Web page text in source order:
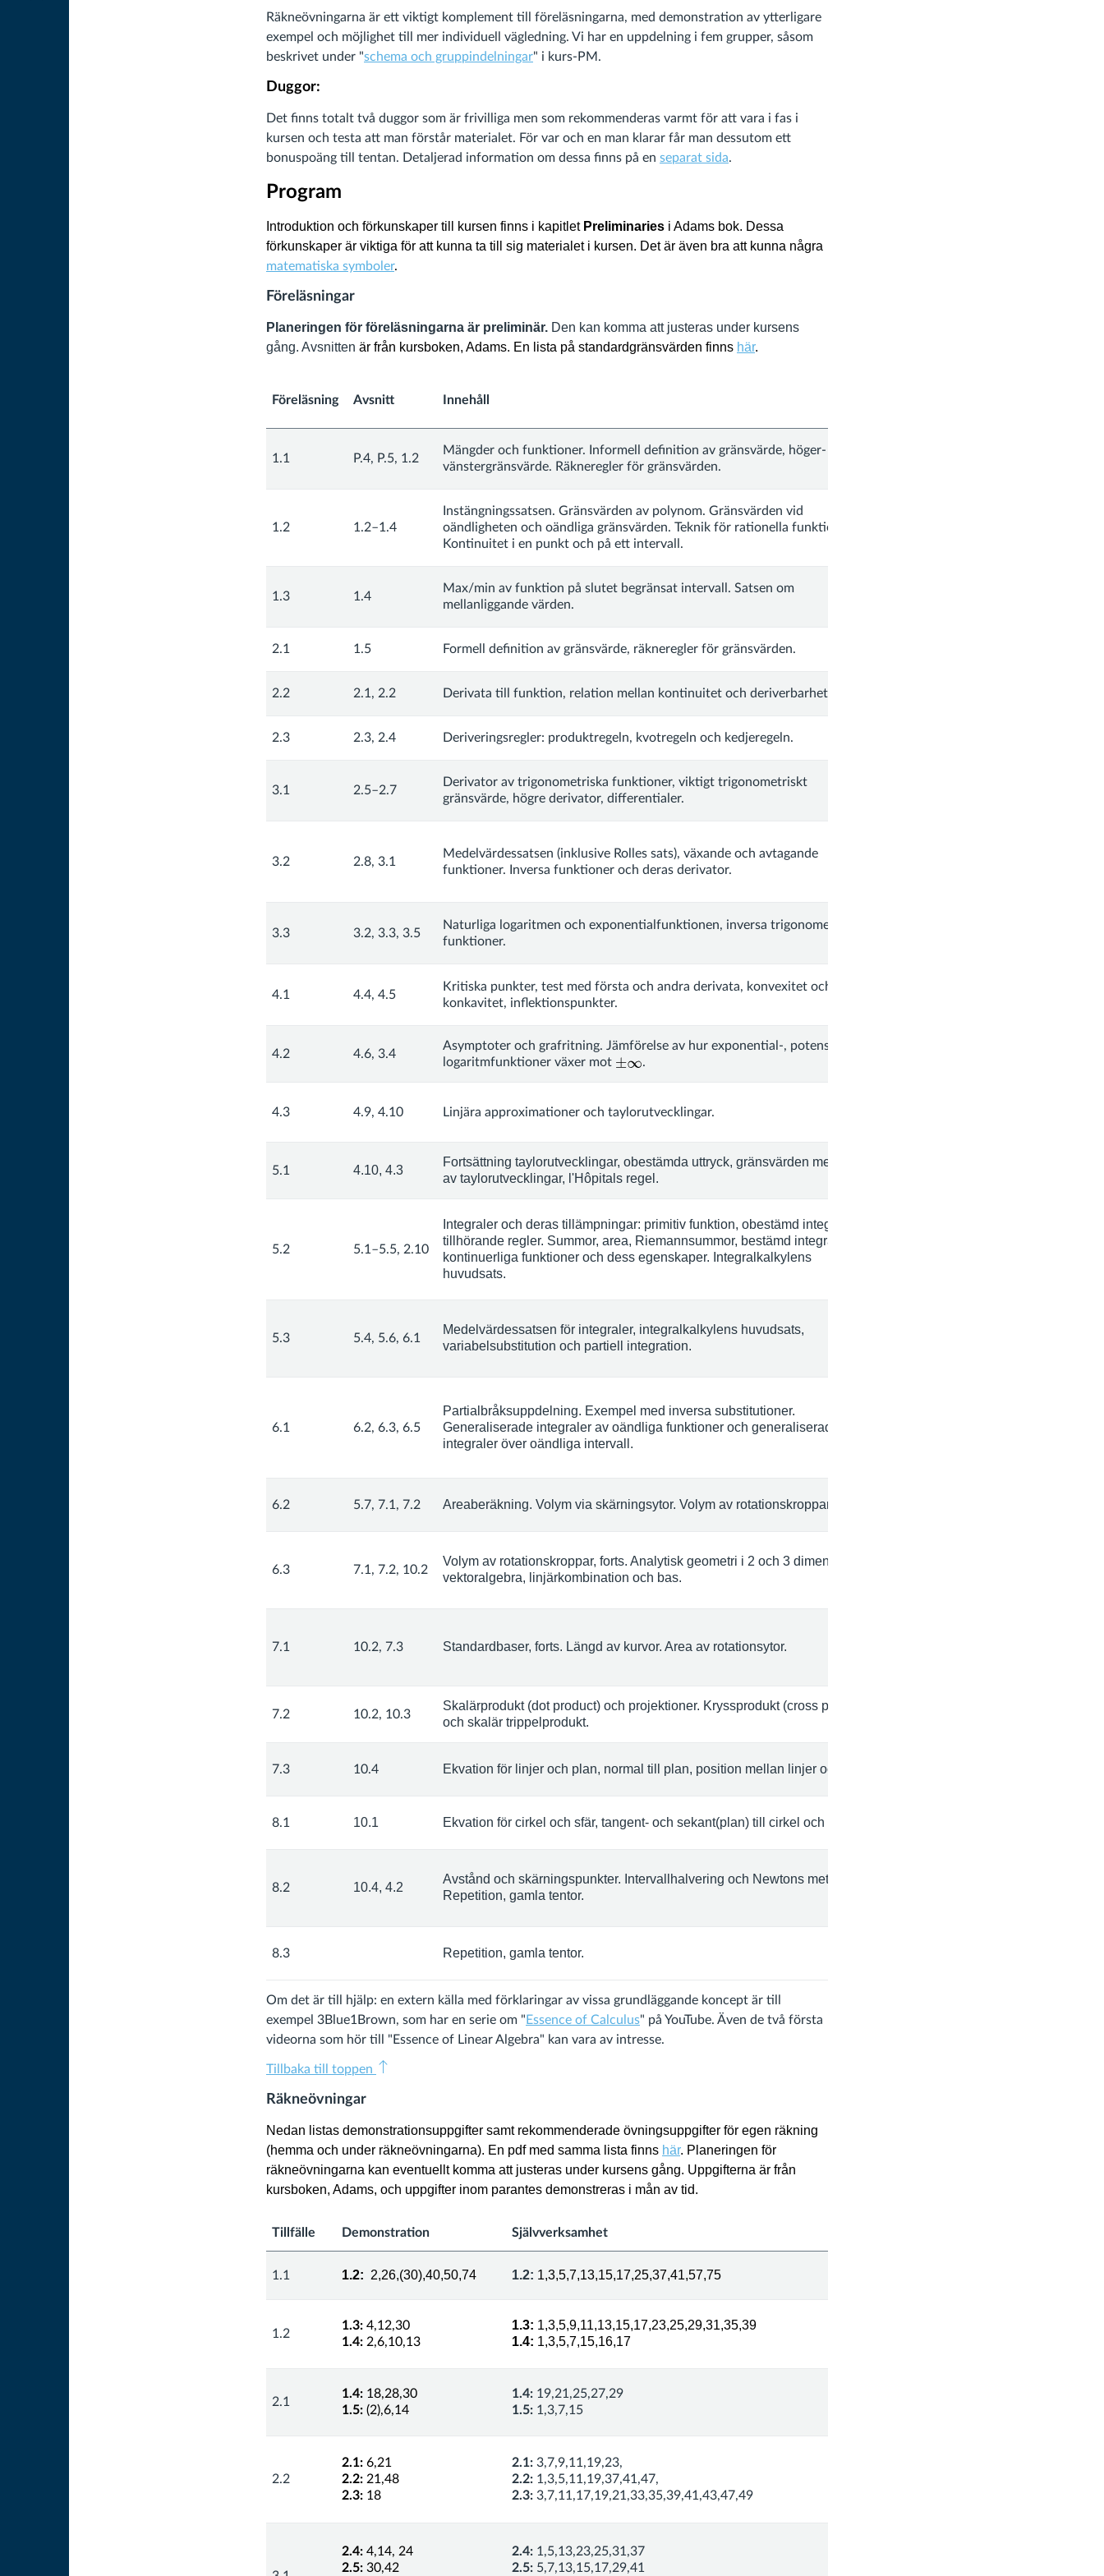
Räkneövningarna är ett viktigt komplement till föreläsningarna, med demonstration av ytterligare
exempel och möjlighet till mer individuell vägledning. Vi har en uppdelning i fem grupper, såsom
beskrivet under "schema och gruppindelningar" i kurs-PM.
Duggor:
Det finns totalt två duggor som är frivilliga men som rekommenderas varmt för att vara i fas i
kursen och testa att man förstår materialet. För var och en man klarar får man dessutom ett
bonuspoäng till tentan. Detaljerad information om dessa finns på en separat sida.
Program
Introduktion och förkunskaper till kursen finns i kapitlet Preliminaries i Adams bok. Dessa
förkunskaper är viktiga för att kunna ta till sig materialet i kursen. Det är även bra att kunna några
matematiska symboler.
Föreläsningar
Planeringen för föreläsningarna är preliminär. Den kan komma att justeras under kursens
gång. Avsnitten är från kursboken, Adams. En lista på standardgränsvärden finns här.
Föreläsning Avsnitt Innehåll
1.1 P.4, P.5, 1.2
Mängder och funktioner. Informell definition av gränsvärde, höger- och
vänstergränsvärde. Räkneregler för gränsvärden.
1.2 1.2–1.4
Instängningssatsen. Gränsvärden av polynom. Gränsvärden vid
oändligheten och oändliga gränsvärden. Teknik för rationella funktioner.
Kontinuitet i en punkt och på ett intervall.
1.3 1.4
Max/min av funktion på slutet begränsat intervall. Satsen om
mellanliggande värden.
2.1 1.5 Formell definition av gränsvärde, räkneregler för gränsvärden.
2.2 2.1, 2.2 Derivata till funktion, relation mellan kontinuitet och deriverbarhet.
2.3 2.3, 2.4 Deriveringsregler: produktregeln, kvotregeln och kedjeregeln.
3.1 2.5–2.7
Derivator av trigonometriska funktioner, viktigt trigonometriskt
gränsvärde, högre derivator, differentialer.
3.2 2.8, 3.1
Medelvärdessatsen (inklusive Rolles sats), växande och avtagande
funktioner. Inversa funktioner och deras derivator.
3.3 3.2, 3.3, 3.5
Naturliga logaritmen och exponentialfunktionen, inversa trigonometriska
funktioner.
4.1 4.4, 4.5
Kritiska punkter, test med första och andra derivata, konvexitet och
konkavitet, inflektionspunkter.
4.2 4.6, 3.4
Asymptoter och grafritning. Jämförelse av hur exponential-, potens- och
logaritmfunktioner växer mot
.
4.3 4.9, 4.10 Linjära approximationer och taylorutvecklingar.
5.1 4.10, 4.3
Fortsättning taylorutvecklingar, obestämda uttryck, gränsvärden med hjälp
av taylorutvecklingar, l'Hôpitals regel.
5.2 5.1–5.5, 2.10
Integraler och deras tillämpningar: primitiv funktion, obestämd integral och
tillhörande regler. Summor, area, Riemannsummor, bestämd integral för
kontinuerliga funktioner och dess egenskaper. Integralkalkylens
huvudsats.
5.3 5.4, 5.6, 6.1
Medelvärdessatsen för integraler, integralkalkylens huvudsats,
variabelsubstitution och partiell integration.
6.1 6.2, 6.3, 6.5
Partialbråksuppdelning. Exempel med inversa substitutioner.
Generaliserade integraler av oändliga funktioner och generaliserade
integraler över oändliga intervall.
6.2 5.7, 7.1, 7.2 Areaberäkning. Volym via skärningsytor. Volym av rotationskroppar.
6.3 7.1, 7.2, 10.2
Volym av rotationskroppar, forts. Analytisk geometri i 2 och 3 dimensioner:
vektoralgebra, linjärkombination och bas.
7.1 10.2, 7.3 Standardbaser, forts. Längd av kurvor. Area av rotationsytor.
7.2 10.2, 10.3
Skalärprodukt (dot product) och projektioner. Kryssprodukt (cross product)
och skalär trippelprodukt.
7.3 10.4 Ekvation för linjer och plan, normal till plan, position mellan linjer och plan.
8.1 10.1 Ekvation för cirkel och sfär, tangent- och sekant(plan) till cirkel och sfär.
8.2 10.4, 4.2
Avstånd och skärningspunkter. Intervallhalvering och Newtons metod.
Repetition, gamla tentor.
8.3 Repetition, gamla tentor.
Om det är till hjälp: en extern källa med förklaringar av vissa grundläggande koncept är till
exempel 3Blue1Brown, som har en serie om " Essence of Calculus" på YouTube. Även de två första
videorna som hör till "Essence of Linear Algebra" kan vara av intresse.
Tillbaka till toppen
Räkneövningar
Nedan listas demonstrationsuppgifter samt rekommenderade övningsuppgifter för egen räkning
(hemma och under räkneövningarna). En pdf med samma lista finns här. Planeringen för
räkneövningarna kan eventuellt komma att justeras under kursens gång. Uppgifterna är från
kursboken, Adams, och uppgifter inom parantes demonstreras i mån av tid.
Tillfälle Demonstration Självverksamhet
1.1 1.2: 2,26,(30),40,50,74 1.2: 1,3,5,7,13,15,17,25,37,41,57,75
1.2
1.3: 4,12,30
1.4: 2,6,10,13
1.3: 1,3,5,9,11,13,15,17,23,25,29,31,35,39
1.4: 1,3,5,7,15,16,17
2.1
1.4: 18,28,30
1.5: (2),6,14
1.4: 19,21,25,27,29
1.5: 1,3,7,15
2.2
2.1: 6,21
2.2: 21,48
2.3: 18
2.1: 3,7,9,11,19,23,
2.2: 1,3,5,11,19,37,41,47,
2.3: 3,7,11,17,19,21,33,35,39,41,43,47,49
2.4: 4,14, 24
2.5: 30,42
2.4: 1,5,13,23,25,31,37
2.5: 5,7,13,15,17,29,41